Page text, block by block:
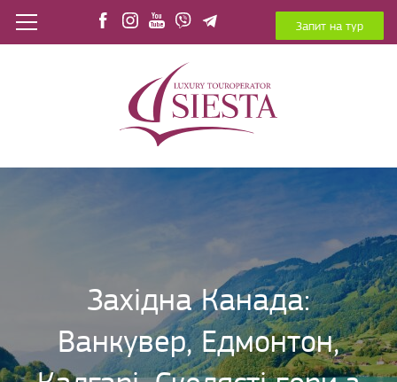
Запит на тур
Західна Канада:
Ванкувер, Едмонтон,